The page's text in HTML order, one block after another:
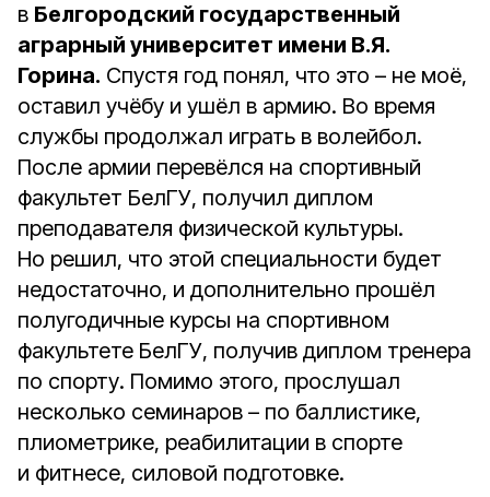
в Белгородский государственный
аграрный университет имени В.Я.
Горина. Спустя год понял, что это – не моё,
оставил учёбу и ушёл в армию. Во время
службы продолжал играть в волейбол.
После армии перевёлся на спортивный
факультет БелГУ, получил диплом
преподавателя физической культуры.
Но решил, что этой специальности будет
недостаточно, и дополнительно прошёл
полугодичные курсы на спортивном
факультете БелГУ, получив диплом тренера
по спорту. Помимо этого, прослушал
несколько семинаров – по баллистике,
плиометрике, реабилитации в спорте
и фитнесе, силовой подготовке.